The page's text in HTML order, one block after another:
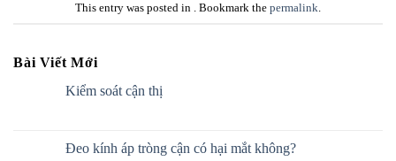
This entry was posted in . Bookmark the permalink
Bài Viết Mới
Kiểm soát cận thị
Đeo kính áp tròng cận có hại mắt không?